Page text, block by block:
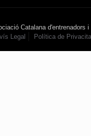
Catalana d'entrenadors
Legal
Política de